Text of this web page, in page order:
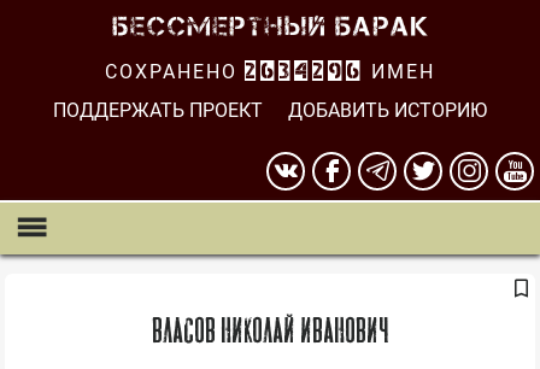
СОХРАНЕНО 2634296
ИМЕН
ПОДДЕРЖАТЬ ПРОЕКТ
ДОБАВИТЬ ИСТОРИЮ
Власов Николай Иванович